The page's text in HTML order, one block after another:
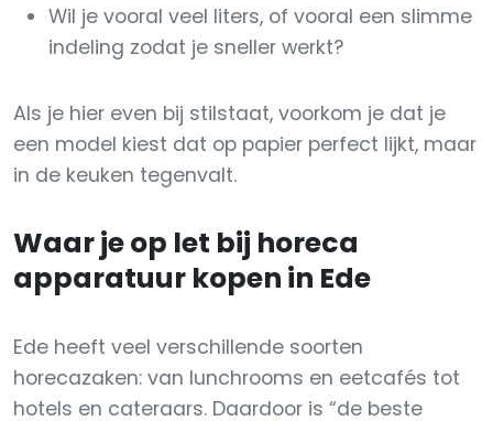
Wil je vooral veel liters, of vooral een slimme
indeling zodat je sneller werkt?
Als je hier even bij stilstaat, voorkom je dat je
een model kiest dat op papier perfect lijkt, maar
in de keuken tegenvalt.
Waar je op let bij horeca
apparatuur kopen in Ede
Ede heeft veel verschillende soorten
horecazaken: van lunchrooms en eetcafés tot
hotels en cateraars. Daardoor is “de beste